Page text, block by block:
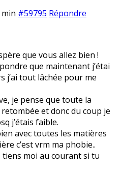
#59795 Répondre
que vous allez bien !
que maintenant j’étai
j’ai tout lâchée pour me
je pense que toute la
et donc du coup je
j’étais faible.
avec toutes les matières
c’est vrm ma phobie..
tiens moi au courant si tu